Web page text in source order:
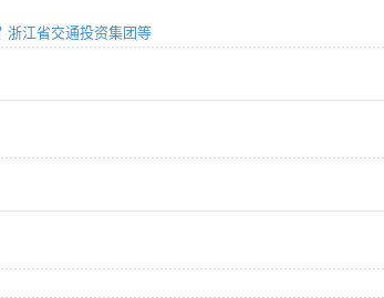
浙江省交通投资集团等